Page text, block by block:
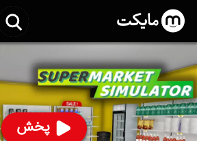
پخش
استریم شبیه‌ساز سوپرمارکت - سناتور هادی
سناتور هادی
ساخت ایران سال 1404
رده سنی ۱۳+